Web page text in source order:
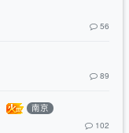
56
89
南京
102